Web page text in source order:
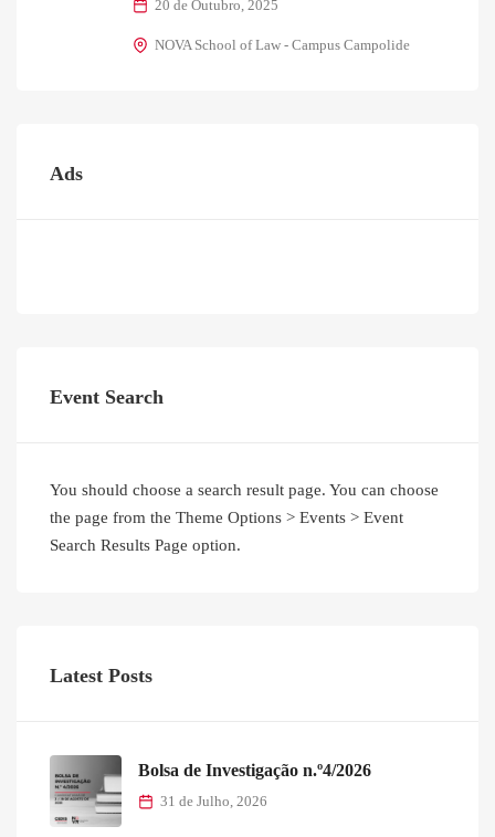
20 de Outubro, 2025
NOVA School of Law - Campus Campolide
Ads
Event Search
You should choose a search result page. You can choose
the page from the Theme Options > Events > Event
Search Results Page option.
Latest Posts
Bolsa de Investigação n.º4/2026
31 de Julho, 2026